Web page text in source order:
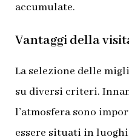
accumulate.
Vantaggi della
La selezione delle
su diversi criteri.
l’atmosfera sono
essere situati in